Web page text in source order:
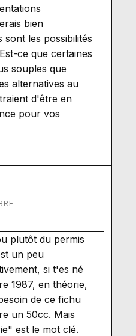
bien
les possibilités
ce que certaines
souples que
alternatives au
d'être en
pour vos
plutôt du permis
un peu
si t'es né
1987, en théorie,
de ce fichu
un 50cc. Mais
est le mot clé.